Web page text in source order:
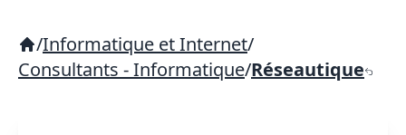
/Informatique et Internet/
Consultants - Informatique/Réseautique